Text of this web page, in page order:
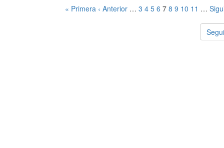
« Primera ‹ Anterior … 3 4 5 6 7 8 9 10 11 …